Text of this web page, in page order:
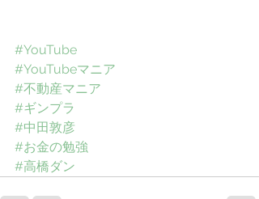
#YouTube
#YouTubeマニア
#不動産マニア
#ギンプラ
#中田敦彦
#お金の勉強
#高橋ダン